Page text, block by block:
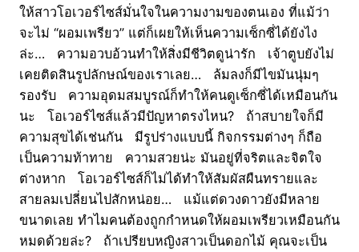
ให้สาวโอเวอร์ไซส์มั่นใจในความงามของตนเอง ที่แม้ว่า
จะไม่ “ผอมเพรียว” แต่ก็เผยให้เห็นความเซ็กซี่ได้ยังไง
ล่ะ… ความอวบอ้วนทำให้สิ่งมีชีวิตดูน่ารัก เจ้าตูบยังไม่
เคยติดสินรูปลักษณ์ของเราเลย… ล้มลงก็มีไขมันนุ่มๆ
รองรับ ความอุดมสมบูรณ์ก็ทำให้คนดูเซ็กซี่ได้เหมือนกัน
นะ โอเวอร์ไซส์แล้วมีปัญหาตรงไหน? ถ้าสบายใจก็มี
ความสุขได้เช่นกัน มีรูปร่างแบบนี้ กิจกรรมต่างๆ ก็ถือ
เป็นความท้าทาย ความสวยน่ะ มันอยู่ที่จริตและจิตใจ
ต่างหาก โอเวอร์ไซส์ก็ไม่ได้ทำให้สัมผัสผืนทรายและ
สายลมเปลี่ยนไปสักหน่อย… แม้แต่ดวงดาวยังมีหลาย
ขนาดเลย ทำไมคนต้องถูกกำหนดให้ผอมเพรียวเหมือนกัน
หมดด้วยล่ะ? ถ้าเปรียบหญิงสาวเป็นดอกไม้ คุณจะเป็น